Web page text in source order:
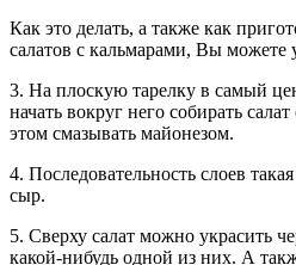
Как это делать, а также как
салатов с кальмарами, Вы можете
3. На плоскую тарелку в самый
начать вокруг него собирать
этом смазывать майонезом.
4. Последовательность слоев
сыр.
5. Сверху салат можно украсить
какой-нибудь одной из них. А